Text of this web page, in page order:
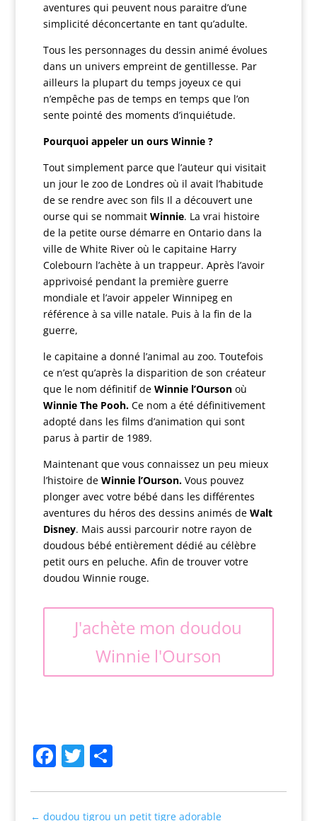
aventures qui peuvent nous paraitre d’une
simplicité déconcertante en tant qu’adulte.
Tous les personnages du dessin animé évolues
dans un univers empreint de gentillesse. Par
ailleurs la plupart du temps joyeux ce qui
n’empêche pas de temps en temps que l’on
sente pointé des moments d’inquiétude.
Pourquoi appeler un ours Winnie ?
Tout simplement parce que l’auteur qui visitait
un jour le zoo de Londres où il avait l’habitude
de se rendre avec son fils Il a découvert une
ourse qui se nommait Winnie. La vrai histoire
de la petite ourse démarre en Ontario dans la
ville de White River où le capitaine Harry
Colebourn l’achète à un trappeur. Après l’avoir
apprivoisé pendant la première guerre
mondiale et l’avoir appeler Winnipeg en
référence à sa ville natale. Puis à la fin de la
guerre,
le capitaine a donné l’animal au zoo. Toutefois
ce n’est qu’après la disparition de son créateur
que le nom définitif de Winnie l’Ourson où
Winnie The Pooh. Ce nom a été définitivement
adopté dans les films d’animation qui sont
parus à partir de 1989.
Maintenant que vous connaissez un peu mieux
l’histoire de Winnie l’Ourson.Vous pouvez
plonger avec votre bébé dans les différentes
aventures du héros des dessins animés de Walt
Disney. Mais aussi parcourir notre rayon de
doudous bébé entièrement dédié au célèbre
petit ours en peluche. Afin de trouver votre
doudou Winnie rouge.
J'achète mon doudou
Winnie l'Ourson
Facebook
TwitterPartager
← doudou tigrou un petit tigre adorable